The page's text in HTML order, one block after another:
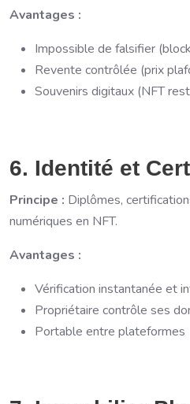
Avantages :
Impossible de falsifier
Revente contrôlée (prix
Souvenirs digitaux (NFT
6. Identité et
Principe : Diplômes,
numériques en NFT.
Avantages :
Vérification instantanée et
Propriétaire contrôle ses
Portable entre plateformes